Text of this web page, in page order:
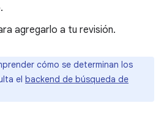
agregarlo a tu revisión.
cómo se determinan los
el backend de búsqueda de